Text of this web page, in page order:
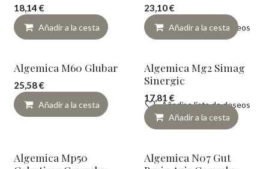
18,14 €
Añadir a la cesta Añadir a lista de deseos
23,10€
Añadir a la cesta
¡Novedad!
Algemica M60 Glubar
25,58€
Añadir a la cesta Añadir a lista de deseos
Algemica Mg2 Simag
Sinergic
17,81 €
Añadir a la cesta
Algemica Mp50
Algemica N07 Gut